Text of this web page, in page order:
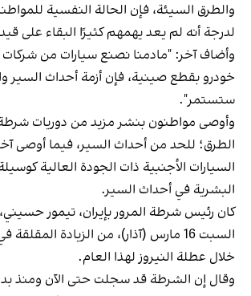
والطرق السيئة، فإن الحالة النفسية
لدرجة أنه لم يعد يهمهم كثيرًا البقاء على
وأضاف آخر: "مادمنا نصنع سيارات من شركات
خودرو بقطع صينية، فإن أزمة أحداث السير
ستستمر".
وأوصى مواطنون بنشر مزيد من دوريات
الطرق؛ للحد من أحداث السير، فيما أوصى
السيارات الأجنبية ذات الجودة العالية
البشرية في أحداث السير.
كان رئيس شرطة المرور بإيران، تيمور
السبت 16 مارس (آذار)، من الزيادة
خلال عطلة النيروز لهذا العام.
وقال إن الشرطة قد سجلت حتى الآن ومنذ